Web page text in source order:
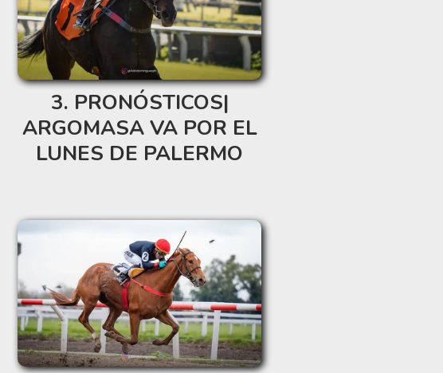
PRONÓSTICOS|
ARGOMASA VA POR EL
LUNES DE PALERMO